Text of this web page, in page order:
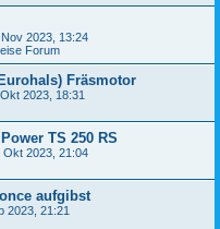
2023, 13:24
Forum
Fräsmotor
2023, 18:31
TS 250 RS
Okt 2023, 21:04
aufgibst
2023, 21:21